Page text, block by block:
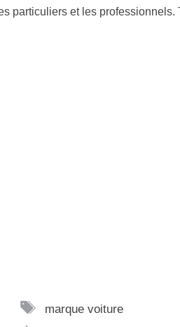
particuliers et les
Étiquettes
marque voiture